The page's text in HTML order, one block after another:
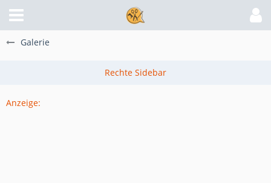
Galerie
Anzeige: